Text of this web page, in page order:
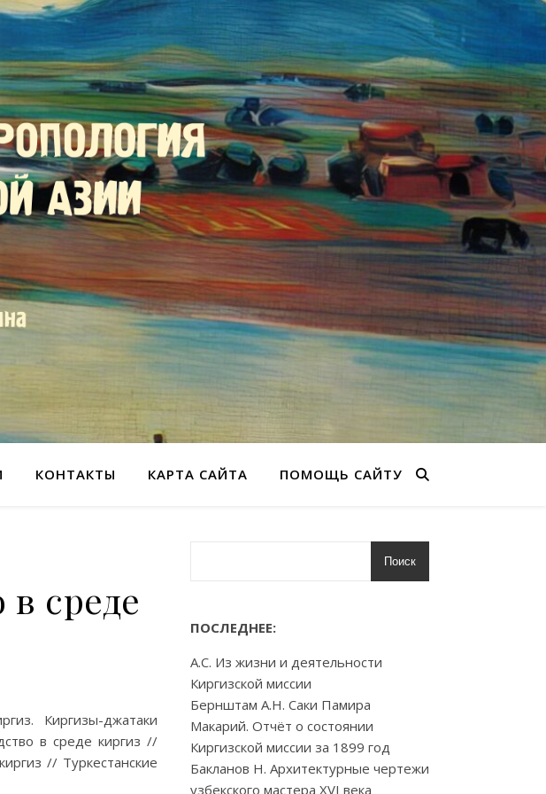
КОНТАКТЫ КАРТА САЙТА ПОМОЩЬ САЙТУ
среде
Киргизы-джатаки
в среде киргиз //
// Туркестанские
Поиск
ПОСЛЕДНЕЕ:
А.С. Из жизни и деятельности
Киргизской миссии
Бернштам А.Н. Саки Памира
Макарий. Отчёт о состоянии
Киргизской миссии за 1899 год
Бакланов Н. Архитектурные чертежи
узбекского мастера XVI века